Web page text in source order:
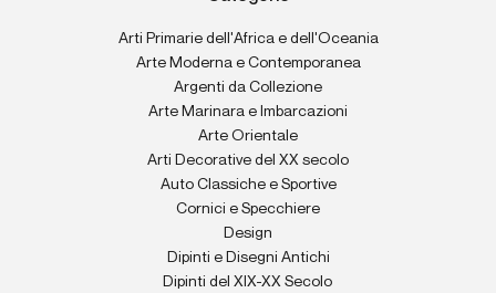
Arti Primarie dell'Africa e dell'Oceania
Arte Moderna e Contemporanea
Argenti da Collezione
Arte Marinara e Imbarcazioni
Arte Orientale
Arti Decorative del XX secolo
Auto Classiche e Sportive
Cornici e Specchiere
Design
Dipinti e Disegni Antichi
Dipinti del XIX-XX Secolo